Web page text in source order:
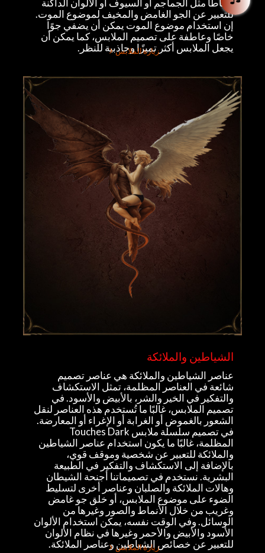
للتعبير عن الجو الغامض والمخيف لموضوع الموت.
إن استخدام موضوع الموت يمكن أن يضفي جوًا
خاصًا وعاطفة على تصميم الملابس، كما يمكن أن
يجعل الملابس أكثر تميزًا وجاذبية للنظر.
زيارة الملابس
الشياطين والملائكة
عناصر الشياطين والملائكة هي عناصر تصميم
شائعة في العناصر المظلمة، تمثل الاستكشاف
والتفكير في الخير والشر، بالأبيض والأسود. في
تصميم الملابس، غالبًا ما تُستخدم هذه العناصر لنقل
الشعور بالغموض أو الغرابة أو الإغراء أو المعارضة.
في تصميم سلسلة ملابس Touches Dark
المظلمة، غالبًا ما يكون استخدام عناصر الشياطين
والملائكة للتعبير عن شخصية وموقف قوي،
بالإضافة إلى الاستكشاف والتفكير في الطبيعة
البشرية. نستخدم في تصميماتنا أجنحة الشيطان
وهالات الملائكة والصلبان وعناصر أخرى لتسليط
الضوء على موضوع الملابس، أو خلق جو غامض
وغريب من خلال الأنماط والصور وغيرها من
الوسائل. وفي الوقت نفسه، يمكن استخدام الألوان
الأسود والأبيض والأحمر وغيرها في نظام الألوان
للتعبير عن خصائص الشياطين وعناصر الملائكة.
زيارة الملابس